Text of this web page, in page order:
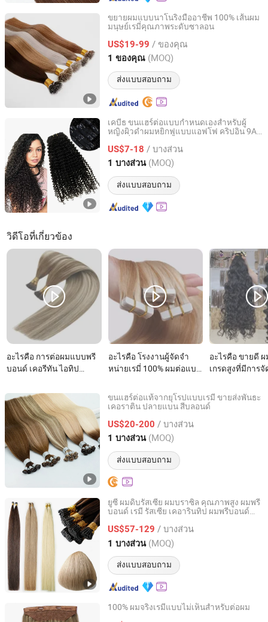
ขยายผมแบบนาโนริงมืออาชีพ 100% เส้นผม
มนุษย์เรมี่คุณภาพระดับซาลอน
US$19-99 / ของคุณ
1 ของคุณ (MOQ)
ส่งแบบสอบถาม
Zhengzhou Lanshuo Beauty Co., Ltd.
Henan, China อัตราจาก 2025
เคบีธ ขนแฮร์ต่อแบบกำหนดเองสำหรับผู้
หญิงผิวดำผมหยิกฟูแบบแอฟโฟ คริปอิน 9A
มนุษย์
US$7-18 / บางส่วน
1 บางส่วน (MOQ)
ส่งแบบสอบถาม
Xuchang Kbeth Hair Products Co., Ltd.
Henan, China อัตราจาก 2021
วิดีโอที่เกี่ยวข้อง
อะไรคือ การต่อผมแบบพรี
บอนด์ เคอรีทัน ไอทิป
มี่
อะไรคือ โรงงานผู้จัดจำ
หน่ายเรมี่ 100% ผมต่อแบบ
แบบสองด้าน
อะไรคือ ขายดี
เกรดสูงที่มีการจั
ลอนหยิก สองชั้
ยาว
ขนแฮร์ต่อแท้จากยุโรปแบบเรมี่ ขายส่งพันธะ
เคอราติน ปลายแบน สีบลอนด์
US$20-200 / บางส่วน
1 บางส่วน (MOQ)
ส่งแบบสอบถาม
Guangzhou Beimeijia Trading Co., Ltd.
Guangdong, China อัตราจาก 2023
ยูซี่ ผมดิบรัสเซีย ผมบราซิล คุณภาพสูง ผมพรี
บอนด์ เรมี รัสเซีย เคอารินทิป ผมพรีบอนด์
US$57-129 / บางส่วน
1 บางส่วน (MOQ)
ส่งแบบสอบถาม
Juancheng Youzi Hair Products Co., LTD
Shandong, China อัตราจาก 2024
100% ผมจริงเรมี่แบบไม่เห็นสำหรับต่อผม